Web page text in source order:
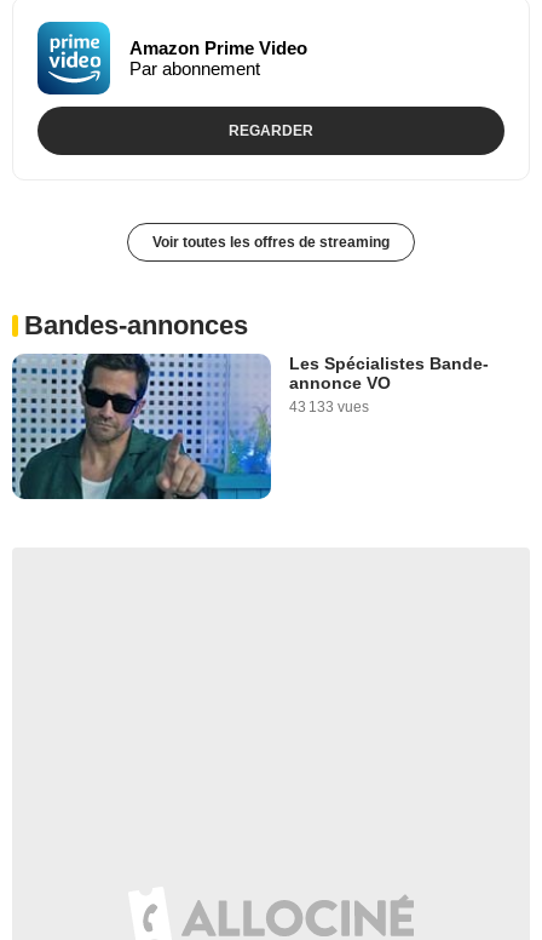
Amazon Prime Video
Par abonnement
REGARDER
Voir toutes les offres de streaming
Bandes-annonces
Les Spécialistes Bande-
annonce VO
43 133 vues